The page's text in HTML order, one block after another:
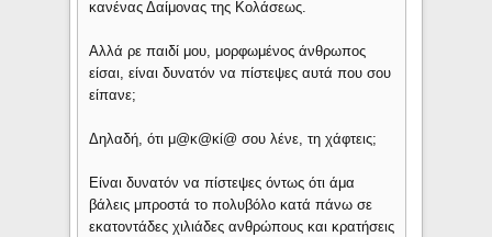
κανένας Δαίμονας της Κολάσεως.
Αλλά ρε παιδί μου, μορφωμένος άνθρωπος
είσαι, είναι δυνατόν να πίστεψες αυτά που σου
είπανε;
Δηλαδή, ότι μ@κ@κί@ σου λένε, τη χάφτεις;
Είναι δυνατόν να πίστεψες όντως ότι άμα
βάλεις μπροστά το πολυβόλο κατά πάνω σε
εκατοντάδες χιλιάδες ανθρώπους και κρατήσεις